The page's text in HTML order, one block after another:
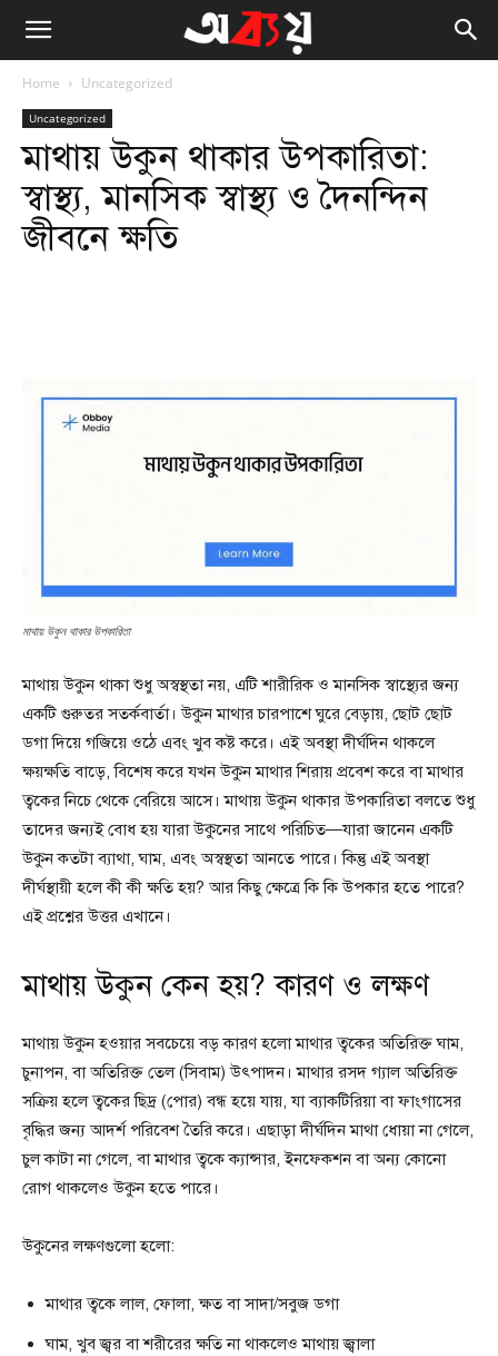
Home Uncategorized
Uncategorized
মাথায় উকুন থাকার উপকারিতা:
স্বাস্থ্য, মানসিক স্বাস্থ্য ও দৈনন্দিন
জীবনে ক্ষতি
মাথায় উকুন থাকার উপকারিতা
মাথায় উকুন থাকা শুধু অস্বস্থতা নয়, এটি শারীরিক ও মানসিক স্বাস্থ্যের জন্য
একটি গুরুতর সতর্কবার্তা। উকুন মাথার চারপাশে ঘুরে বেড়ায়, ছোট ছোট
ডগা দিয়ে গজিয়ে ওঠে এবং খুব কষ্ট করে। এই অবস্থা দীর্ঘদিন থাকলে
ক্ষয়ক্ষতি বাড়ে, বিশেষ করে যখন উকুন মাথার শিরায় প্রবেশ করে বা মাথার
ত্বকের নিচে থেকে বেরিয়ে আসে। মাথায় উকুন থাকার উপকারিতা বলতে শুধু
তাদের জন্যই বোধ হয় যারা উকুনের সাথে পরিচিত—যারা জানেন একটি
উকুন কতটা ব্যাথা, ঘাম, এবং অস্বস্থতা আনতে পারে। কিন্তু এই অবস্থা
দীর্ঘস্থায়ী হলে কী কী ক্ষতি হয়? আর কিছু ক্ষেত্রে কি কি উপকার হতে পারে?
এই প্রশ্নের উত্তর এখানে।
মাথায় উকুন কেন হয়? কারণ ও লক্ষণ
মাথায় উকুন হওয়ার সবচেয়ে বড় কারণ হলো মাথার ত্বকের অতিরিক্ত ঘাম,
চুনাপন, বা অতিরিক্ত তেল (সিবাম) উৎপাদন। মাথার রসদ গ্যাল অতিরিক্ত
সক্রিয় হলে ত্বকের ছিদ্র (পোর) বন্ধ হয়ে যায়, যা ব্যাকটিরিয়া বা ফাংগাসের
বৃদ্ধির জন্য আদর্শ পরিবেশ তৈরি করে। এছাড়া দীর্ঘদিন মাথা ধোয়া না গেলে,
চুল কাটা না গেলে, বা মাথার ত্বকে ক্যান্সার, ইনফেকশন বা অন্য কোনো
রোগ থাকলেও উকুন হতে পারে।
উকুনের লক্ষণগুলো হলো:
মাথার ত্বকে লাল, ফোলা, ক্ষত বা সাদা/সবুজ ডগা
ঘাম, খুব জ্বর বা শরীরের ক্ষতি না থাকলেও মাথায় জ্বালা